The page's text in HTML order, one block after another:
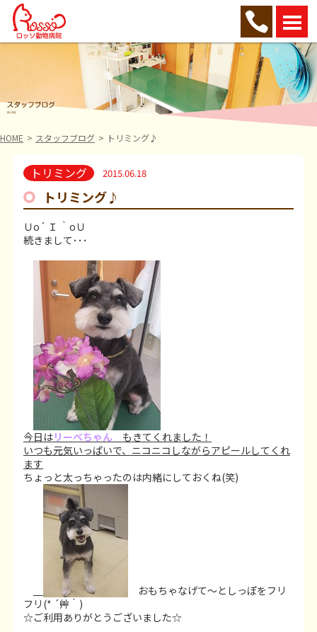
HOME スタッフブログ トリミング♪
トリミング 2015.06.18
トリミング♪
Ｕo´ Ｉ ｀oＵ
続きまして･･･
今日はリーベちゃん もきてくれました！
いつも元気いっぱいで、ニコニコしながらアピールしてくれ
ます
ちょっと太っちゃったのは内緒にしておくね(笑)
おもちゃなげて～としっぽをフリ
フリ(* ´艸｀)
☆ご利用ありがとうございました☆